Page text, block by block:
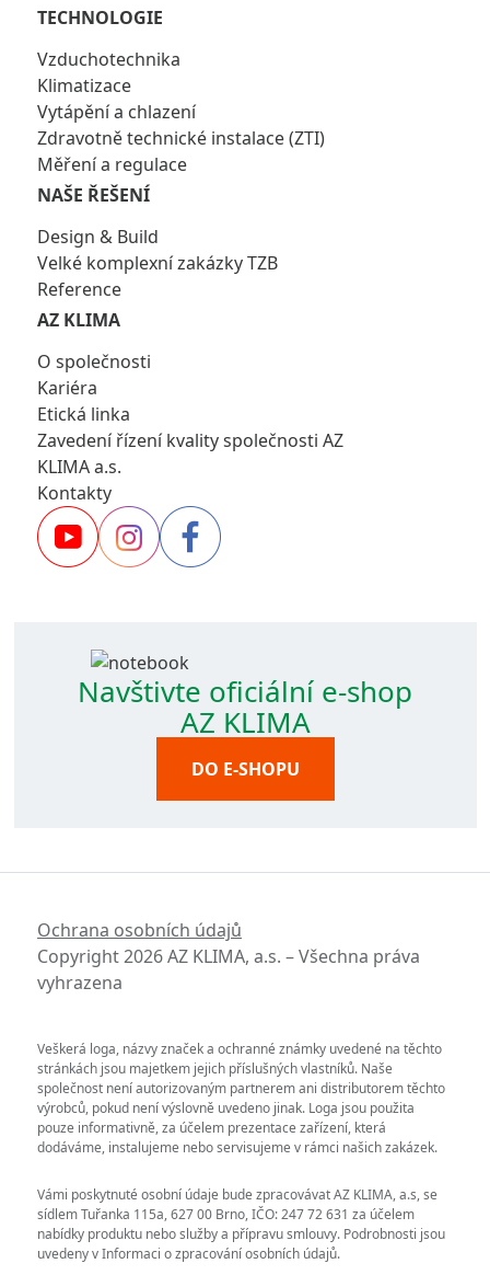
TECHNOLOGIE
Vzduchotechnika
Klimatizace
Vytápění a chlazení
Zdravotně technické instalace (ZTI)
Měření a regulace
NAŠE ŘEŠENÍ
Design & Build
Velké komplexní zakázky TZB
Reference
AZ KLIMA
O společnosti
Kariéra
Etická linka
Zavedení řízení kvality společnosti AZ
KLIMA a.s.
Kontakty
Navštivte oficiální e-shop
AZ KLIMA
DO E-SHOPU
Ochrana osobních údajů
Copyright 2026 AZ KLIMA, a.s. – Všechna práva
vyhrazena
Veškerá loga, názvy značek a ochranné známky uvedené na těchto
stránkách jsou majetkem jejich příslušných vlastníků. Naše
společnost není autorizovaným partnerem ani distributorem těchto
výrobců, pokud není výslovně uvedeno jinak. Loga jsou použita
pouze informativně, za účelem prezentace zařízení, která
dodáváme, instalujeme nebo servisujeme v rámci našich zakázek.
Vámi poskytnuté osobní údaje bude zpracovávat AZ KLIMA, a.s, se
sídlem Tuřanka 115a, 627 00 Brno, IČO: 247 72 631 za účelem
nabídky produktu nebo služby a přípravu smlouvy. Podrobnosti jsou
uvedeny v Informaci o zpracování osobních údajů.